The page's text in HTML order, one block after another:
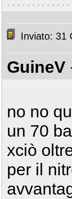
Inviato: 31
GuineV
no no
un 70
xciò
per il